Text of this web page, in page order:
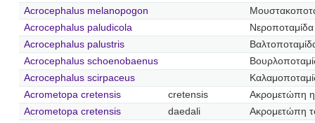
Acrocephalus melanopogon
Acrocephalus paludicola
Νεροποταμίδα
Acrocephalus palustris
Acrocephalus schoenobaenus
Acrocephalus scirpaceus
Acrometopa cretensis
cretensis
Ακρομετώπη η
Acrometopa cretensis
daedali Ακρομετώπη